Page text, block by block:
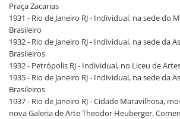
Praça Zacarias
1931 - Rio de Janeiro RJ - Individual, na sede do
Brasileiro
1932 - Rio de Janeiro RJ - Individual, na sede da
Brasileiros
1932 - Petrópolis RJ - Individual, no Liceu de
1935 - Rio de Janeiro RJ - Individual, na sede da
Brasileiros
1937 - Rio de Janeiro RJ - Cidade Maravilhosa,
nova Galeria de Arte Theodor Heuberger.